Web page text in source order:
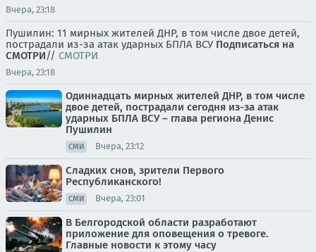
Вчера, 23:18
Пушилин: 11 мирных жителей ДНР, в том числе двое детей,
пострадали из-за атак ударных БПЛА ВСУ Подписаться на
СМОТРИ// СМОТРИ
Вчера, 23:18
Одиннадцать мирных жителей ДНР, в том числе
двое детей, пострадали сегодня из-за атак
ударных БПЛА ВСУ – глава региона Денис
Пушилин
СМИ Вчера, 23:12
Сладких снов, зрители Первого
Республиканского!
СМИ Вчера, 23:01
В Белгородской области разработают
приложение для оповещения о тревоге.
Главные новости к этому часу